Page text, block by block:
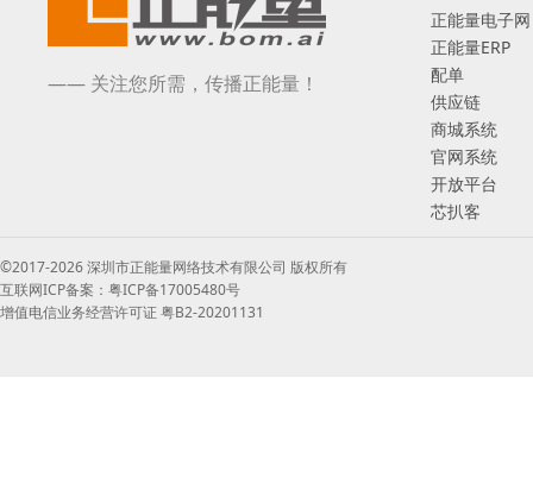
—— 关注您所需，传播正能量！
正能量电子网
正能量ERP
配单
供应链
商城系统
官网系统
开放平台
芯扒客
©2017-2026 深圳市正能量网络技术有限公司 版权所有
互联网ICP备案：粤ICP备17005480号
增值电信业务经营许可证 粤B2-20201131